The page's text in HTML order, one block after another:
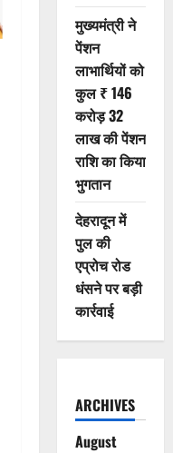
मुख्यमंत्री ने
पेंशन
लाभार्थियों को
कुल ₹ 146
करोड़ 32
लाख की पेंशन
राशि का किया
भुगतान
देहरादून में
पुल की
एप्रोच रोड
धंसने पर बड़ी
कार्रवाई
ARCHIVES
August